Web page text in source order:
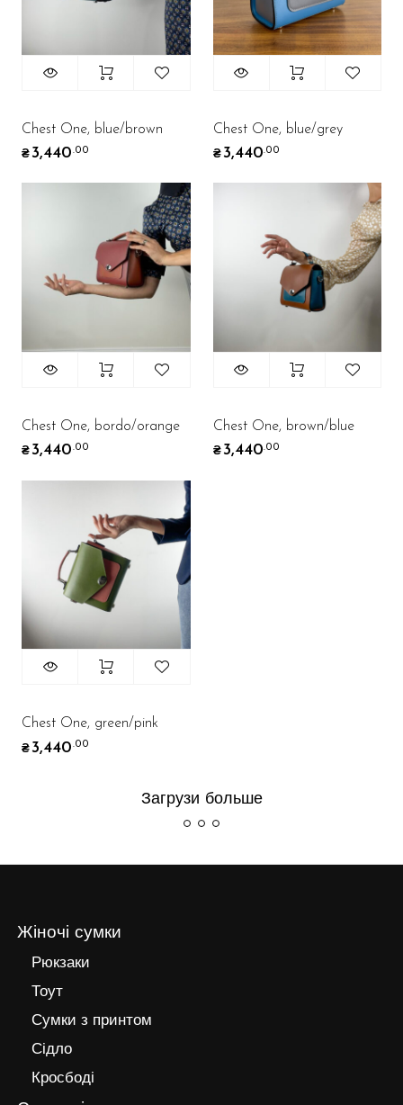
Chest One, blue/brown
₴3,440.00
Chest One, blue/grey
₴ 3,440.00
Chest One, bordo/orange
₴3,440.00
Chest One, brown/blue
₴ 3,440.00
Chest One, green/pink
₴3,440.00
Загрузи больше
Жіночі сумки
Рюкзаки
Тоут
Сумки з принтом
Сідло
Кросбоді